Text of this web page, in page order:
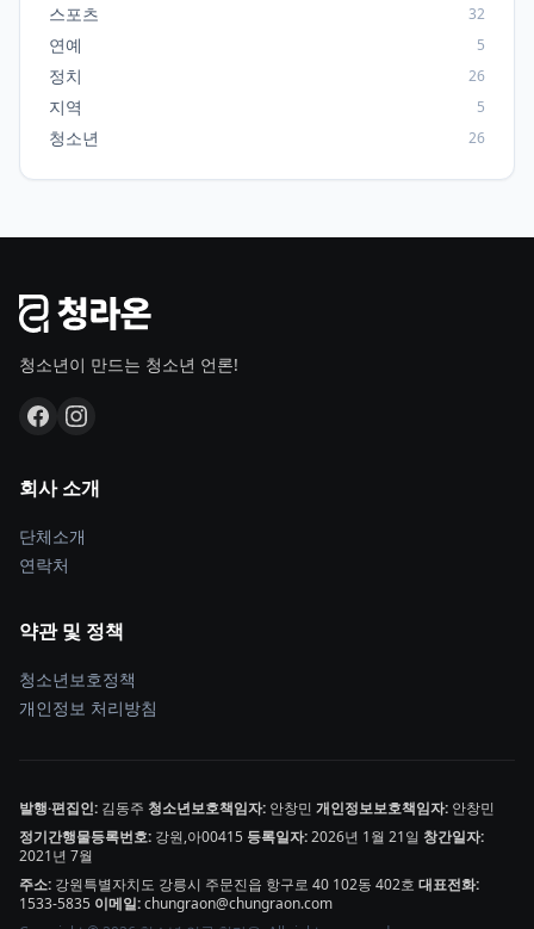
스포츠 32
연예 5
정치 26
지역 5
청소년 26
청소년이 만드는 청소년 언론!
회사 소개
단체소개
연락처
약관 및 정책
청소년보호정책
개인정보 처리방침
발행·편집인: 김동주 청소년보호책임자: 안창민 개인정보보호책임자: 안창민
정기간행물등록번호: 강원,아00415 등록일자:2026년 1월 21일 창간일자:
2021년 7월
주소: 강원특별자치도 강릉시 주문진읍 항구로 40 102동 402호 대표전화:
1533-5835 이메일:chungraon@chungraon.com